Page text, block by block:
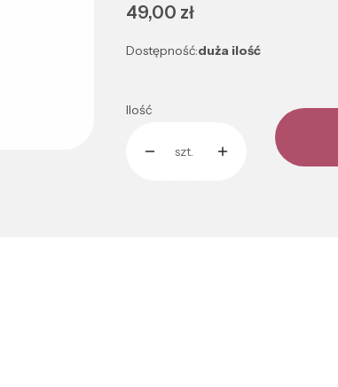
Cena
49,00 zł
Dostępność:duża ilość
Ilość
szt.